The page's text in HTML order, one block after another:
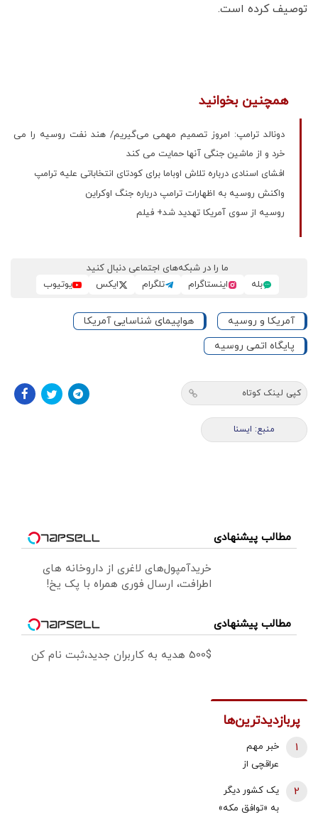
توصیف کرده است.
همچنین بخوانید
دونالد ترامپ: امروز تصمیم مهمی می‌گیریم/ هند نفت روسیه را می
خرد و از ماشین جنگی آنها حمایت می کند
افشای اسنادی درباره تلاش اوباما برای کودتای انتخاباتی علیه ترامپ
واکنش روسیه به اظهارات ترامپ درباره جنگ اوکراین
روسیه از سوی آمریکا تهدید شد+ فیلم
ما را در شبکه‌های اجتماعی دنبال کنید
بله
اینستاگرام تلگرام ایکس یوتیوب
آمریکا و روسیه
هواپیمای شناسایی آمریکا
پایگاه اتمی روسیه
کپی لینک کوتاه
منبع: ايسنا
مطالب پیشنهادی
خریدآمپول‌های لاغری از داروخانه های
اطرافت، ارسال فوری همراه با پک یخ!
مطالب پیشنهادی
500$ هدیه به کاربران جدید،ثبت نام کن
پربازدیدترین‌ها
خبر مهم
عراقچی از
1
یک کشور دیگر
به «توافق مکه»
2